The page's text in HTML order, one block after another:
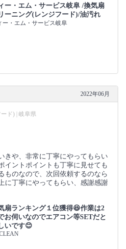
ー・エム・サービス岐阜 /換気扇
ーニング(レンジフード)/油汚れ
ー・エム・サービス岐阜
2022年06月
ド) | 岐阜県
きや、非常に丁寧にやってもらい
イントポイントも丁寧に見せても
ものなので、次回依頼するのなら
に丁寧にやってもらい、感謝感謝
扇ランキング１位獲得😆作業は2
お伺いなのでエアコン等SETだと
いです😊